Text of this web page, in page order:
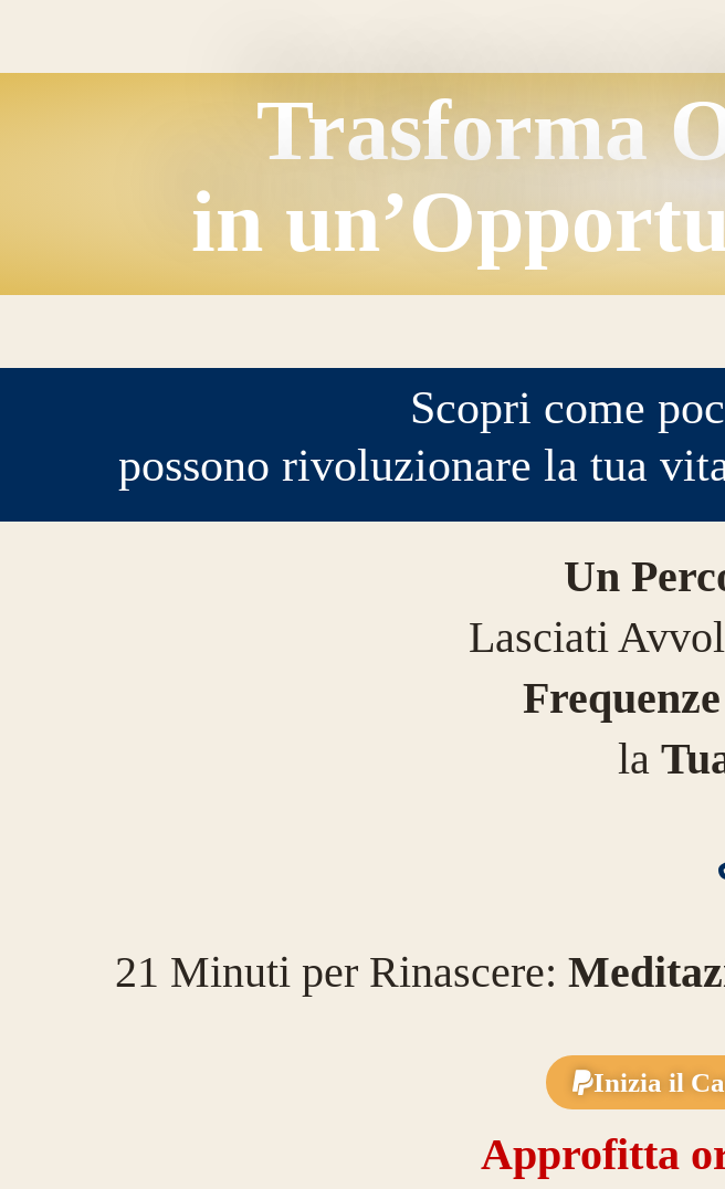
Trasforma
in
Scopri come
possono rivoluzionare la tua
Un
Lasciati
Frequenze
la
21 Minuti per Rinascere:
Inizia il
Approfitta